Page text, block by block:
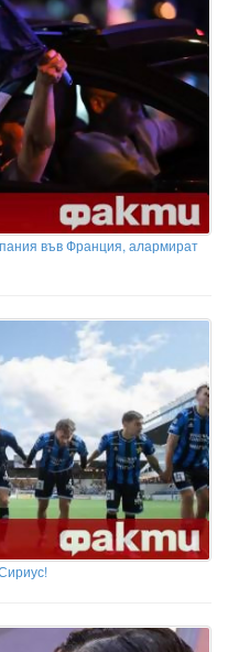
във Франция, алармират